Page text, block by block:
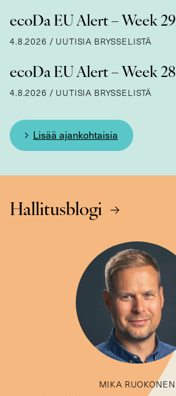
ecoDa EU Alert – Week 29
4.8.2026 / UUTISIA BRYSSELISTÄ
ecoDa EU Alert – Week 28
4.8.2026 / UUTISIA BRYSSELISTÄ
Lisää ajankohtaisia
Hallitusblogi
MIKA RUOKONEN